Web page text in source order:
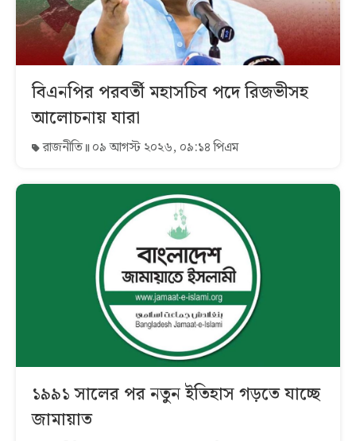
বিএনপির পরবর্তী মহাসচিব পদে রিজভীসহ
আলোচনায় যারা
রাজনীতি ০৯ আগস্ট ২০২৬, ০৯:১৪ পিএম
১৯৯১ সালের পর নতুন ইতিহাস গড়তে যাচ্ছে
জামায়াত